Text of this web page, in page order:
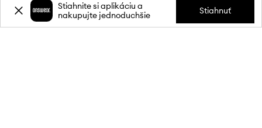
SLUŽBY ZÁKAZNÍKOM
Stiahnite si aplikáciu a
nakupujte jednoduchšie
Stiahnuť